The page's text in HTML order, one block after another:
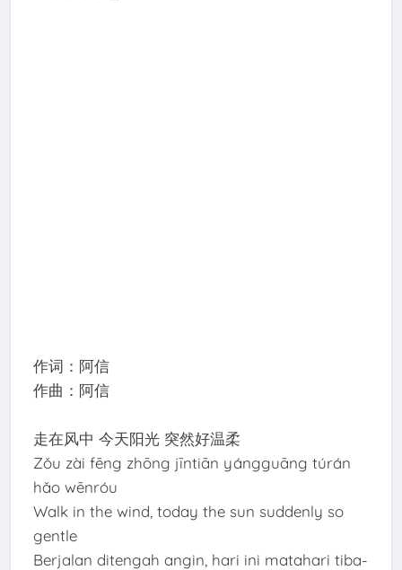
作词：阿信
作曲：阿信
走在风中 今天阳光 突然好温柔
Zǒu zài fēng zhōng jīntiān yángguāng túrán
hǎo wēnróu
Walk in the wind, today the sun suddenly so
gentle
Berjalan ditengah angin, hari ini matahari tiba-